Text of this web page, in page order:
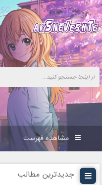
مشاهده فهرست
جدیدترین مطالب